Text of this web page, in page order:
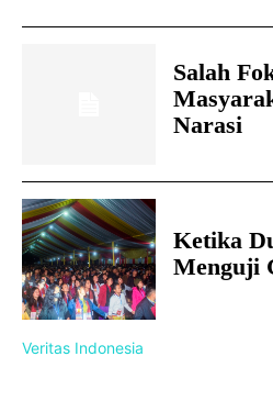
Salah
Narasi
Ketika
Menguji
Veritas Indonesia